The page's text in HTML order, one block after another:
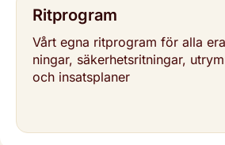
Rit­pro­gram
Vårt egna rit­pro­gram för alla
ning­ar, säker­hets­rit­ning­ar,
och insats­pla­ner